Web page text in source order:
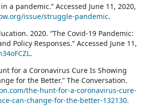
a pandemic.” Accessed June 11, 2020,
issue/struggle-pandemic.
2020. “The Covid-19 Pandemic:
Policy Responses.” Accessed June 11,
.
for a Coronavirus Cure Is Showing
for the Better.” The Conversation.
the-hunt-for-a-coronavirus-cure-
can-change-for-the-better-132130.